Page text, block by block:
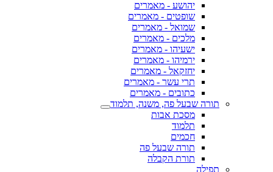
יהושע - מאמרים
שופטים - מאמרים
שמואל - מאמרים
מלכים - מאמרים
ישעיהו - מאמרים
ירמיהו - מאמרים
יחזקאל - מאמרים
תרי עשר - מאמרים
כתובים - מאמרים
תורה שבעל פה, משנה, תלמוד
מסכת אבות
תלמוד
חכמים
תורה שבעל פה
תורת הקבלה
תפילה